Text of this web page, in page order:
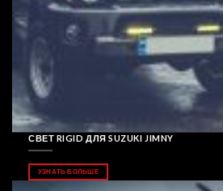
СВЕТ RIGID ДЛЯ SUZUKI JIMNY
УЗНАТЬ БОЛЬШЕ